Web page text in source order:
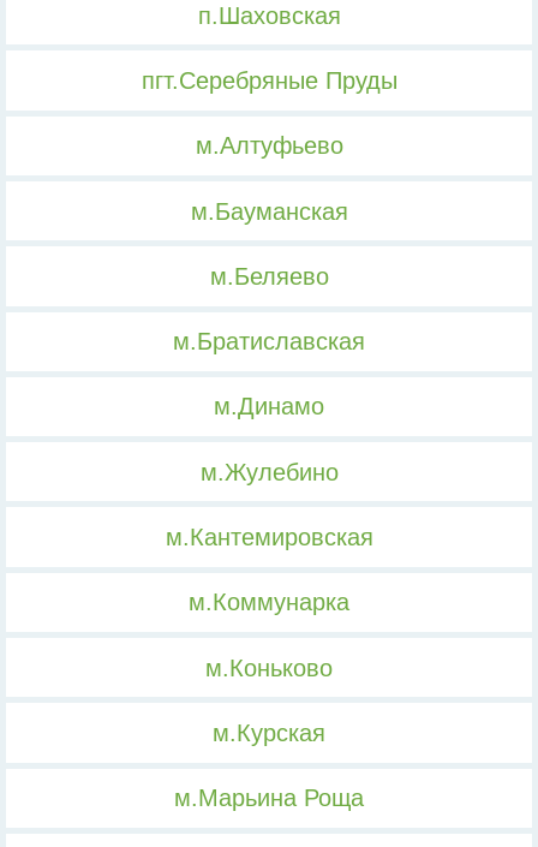
п.Шаховская
пгт.Серебряные Пруды
м.Алтуфьево
м.Бауманская
м.Беляево
м.Братиславская
м.Динамо
м.Жулебино
м.Кантемировская
м.Коммунарка
м.Коньково
м.Курская
м.Марьина Роща